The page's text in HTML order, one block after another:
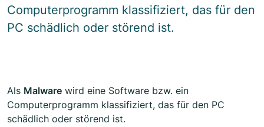
Computerprogramm klassifiziert, das für den
PC schädlich oder störend ist.
Als Malware wird eine Software bzw. ein
Computerprogramm klassifiziert, das für den PC
schädlich oder störend ist.